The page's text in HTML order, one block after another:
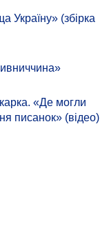
Україну» (збірка
«Де могли
писанок» (відео)